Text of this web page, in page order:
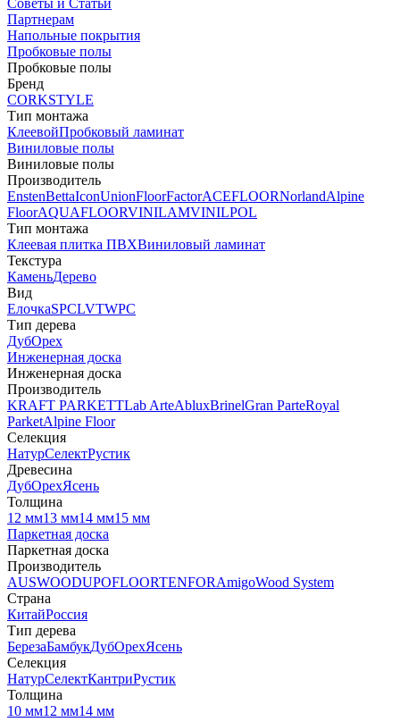
Советы и Статьи
Партнерам
Напольные покрытия
Пробковые полы
Пробковые полы
Бренд
CORKSTYLE
Тип монтажа
КлеевойПробковый ламинат
Виниловые полы
Виниловые полы
Производитель
EnstenBettaIconUnionFloorFactorACEFLOORNorlandAlpine
FloorAQUAFLOORVINILAMVINILPOL
Тип монтажа
Клеевая плитка ПВХВиниловый ламинат
Текстура
КаменьДерево
Вид
ЕлочкаSPCLVTWPC
Тип дерева
ДубОрех
Инженерная доска
Инженерная доска
Производитель
KRAFT PARKETTLab ArteAbluxBrinelGran ParteRoyal
ParketAlpine Floor
Селекция
НатурСелектРустик
Древесина
ДубОрехЯсень
Толщина
12 мм13 мм14 мм15 мм
Паркетная доска
Паркетная доска
Производитель
AUSWOODUPOFLOORTENFORAmigoWood System
Страна
КитайРоссия
Тип дерева
БерезаБамбукДубОрехЯсень
Селекция
НатурСелектКантриРустик
Толщина
10 мм12 мм14 мм